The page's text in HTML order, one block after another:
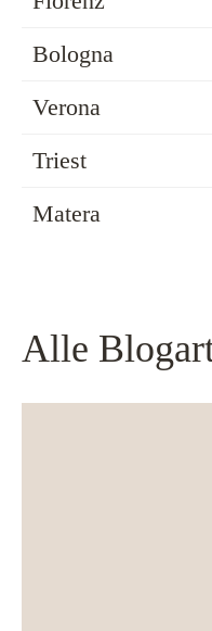
Bologna
Verona
Triest
Matera
Alle